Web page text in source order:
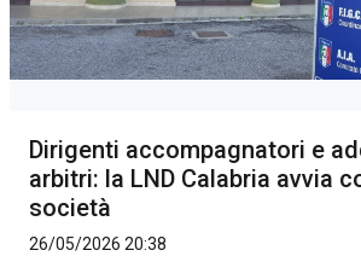
Dirigenti accompagnatori e
arbitri: la LND Calabria avvia
società
26/05/2026 20:38